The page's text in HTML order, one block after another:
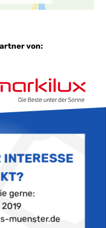
von:
INTERESSE
gerne:
muenster.de